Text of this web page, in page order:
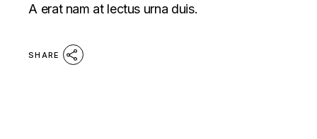
A erat nam at lectus urna duis.
SHARE